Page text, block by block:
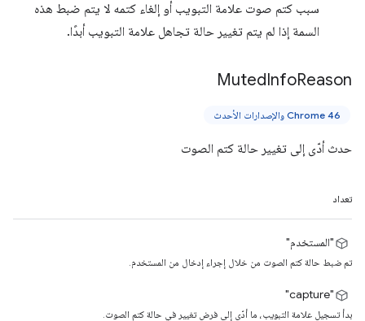
سبب كتم صوت علامة التبويب أو إلغاء كتمه لا يتم ضبط هذه
السمة إذا لم يتم تغيير حالة تجاهل علامة التبويب أبدًا.
MutedInfoReason
Chrome 46 والإصدارات الأحدث
حدث أدّى إلى تغيير حالة كتم الصوت
تعداد
"المستخدم"
تم ضبط حالة كتم الصوت من خلال إجراء إدخال من المستخدم.
"capture"
بدأ تسجيل علامة التبويب، ما أدّى إلى فرض تغيير في حالة كتم الصوت.